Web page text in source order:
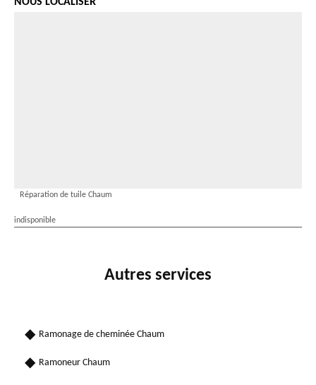
Réparation de tuile Chaum
indisponible
Autres services
Ramonage de cheminée Chaum
Ramoneur Chaum